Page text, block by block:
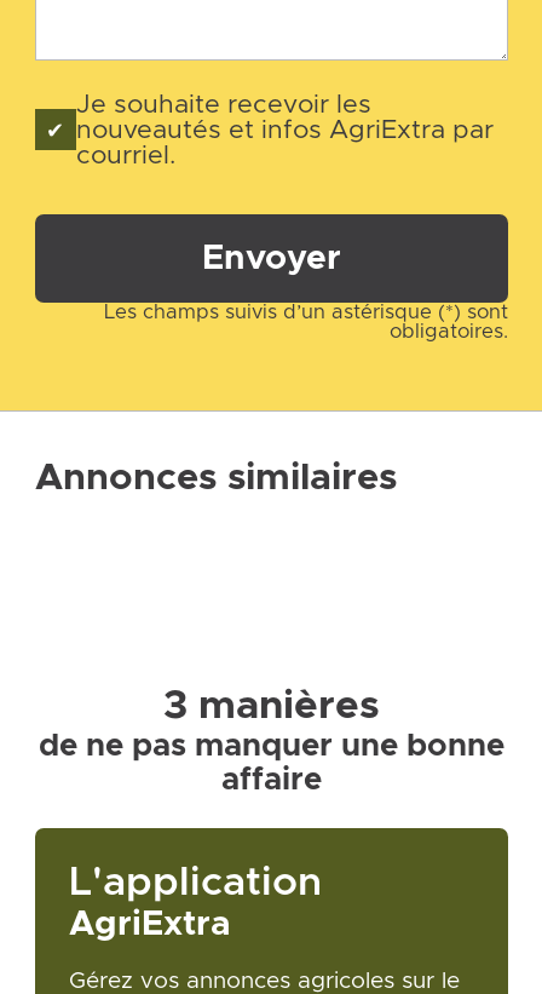
Je souhaite recevoir les
nouveautés et infos AgriExtra par
courriel.
Envoyer
Les champs suivis d’un astérisque (*) sont
obligatoires.
Annonces similaires
3 manières
de ne pas manquer une bonne
affaire
L'application
AgriExtra
Gérez vos annonces agricoles sur le